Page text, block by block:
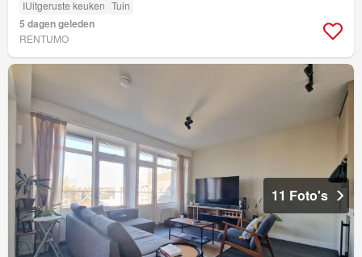
IUitgeruste keuken Tuin
5 dagen geleden
RENTUMO
11 Foto's